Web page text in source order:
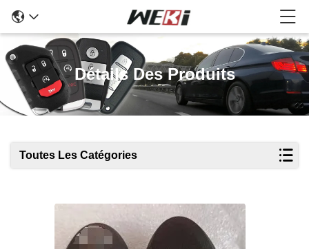
Détails Des Produits
Toutes Les Catégories